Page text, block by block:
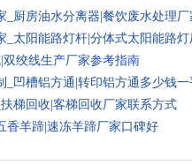
_厨房油水分离器|餐饮废水处理
_太阳能路灯杆|分体式太阳能路
绞线生产厂家参考指南
_凹槽铝方通|转印铝方通多少钱
梯回收|客梯回收厂家联系方式
香羊蹄|速冻羊蹄厂家口碑好